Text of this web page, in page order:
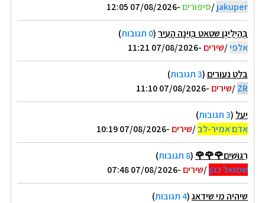
jakuper
/סיפורים -07/08/2026 12:05
בְּהַיְלִיגֶן שטאט בְּוִינָה הָעִיר(0 תגובות
)
אלפי/שירים -07/08/2026 11:21
בלט נעורים (3 תגובות
)
ZR
/שירים -07/08/2026 11:10
יעל (3 תגובות
)
אדם אמיר-לב/שירים -07/08/2026 10:19
רִגּוּשִׁים🌹🌹🌹 (8 תגובות
)
שמואל כהן/שירים -07/08/2026 07:48
שיהיה מי שידאג(4 תגובות
)